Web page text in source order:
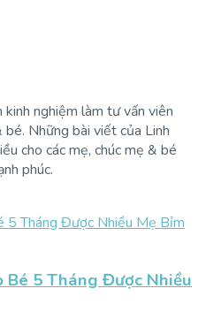
kinh nghiệm làm tư vấn viên
bé. Những bài viết của Linh
cho các mẹ, chúc mẹ & bé
phúc.
Bé 5 Tháng Được Nhiều